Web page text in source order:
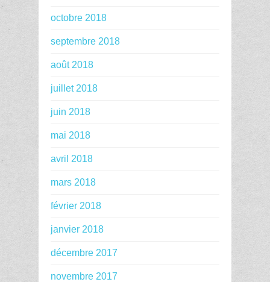
octobre 2018
septembre 2018
août 2018
juillet 2018
juin 2018
mai 2018
avril 2018
mars 2018
février 2018
janvier 2018
décembre 2017
novembre 2017